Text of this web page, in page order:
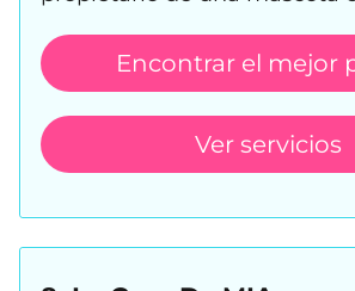
Encontrar el mejor
Ver servicios